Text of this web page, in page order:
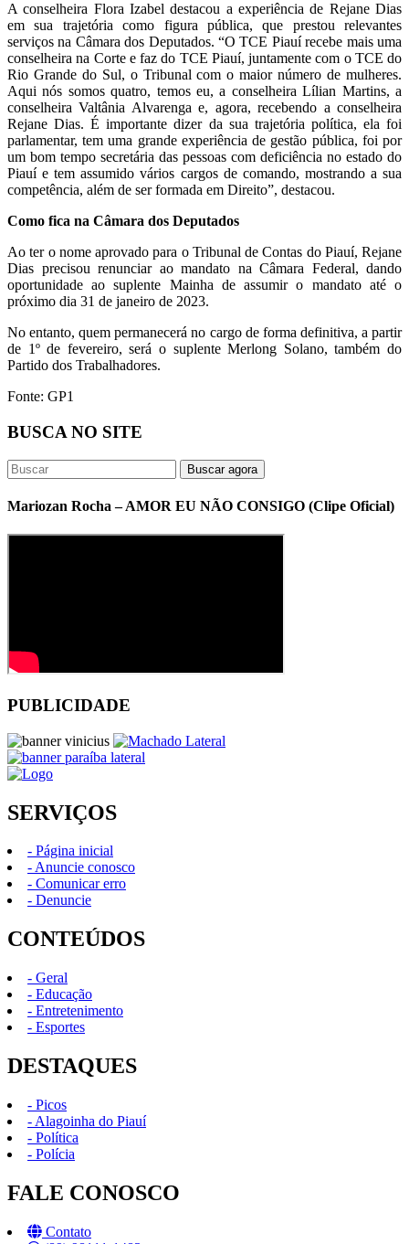
A conselheira Flora Izabel destacou a experiência de Rejane Dias
em sua trajetória como figura pública, que prestou relevantes
serviços na Câmara dos Deputados. “O TCE Piauí recebe mais uma
conselheira na Corte e faz do TCE Piauí, juntamente com o TCE do
Rio Grande do Sul, o Tribunal com o maior número de mulheres.
Aqui nós somos quatro, temos eu, a conselheira Lílian Martins, a
conselheira Valtânia Alvarenga e, agora, recebendo a conselheira
Rejane Dias. É importante dizer da sua trajetória política, ela foi
parlamentar, tem uma grande experiência de gestão pública, foi por
um bom tempo secretária das pessoas com deficiência no estado do
Piauí e tem assumido vários cargos de comando, mostrando a sua
competência, além de ser formada em Direito”, destacou.
Como fica na Câmara dos Deputados
Ao ter o nome aprovado para o Tribunal de Contas do Piauí, Rejane
Dias precisou renunciar ao mandato na Câmara Federal, dando
oportunidade ao suplente Mainha de assumir o mandato até o
próximo dia 31 de janeiro de 2023.
No entanto, quem permanecerá no cargo de forma definitiva, a partir
de 1º de fevereiro, será o suplente Merlong Solano, também do
Partido dos Trabalhadores.
Fonte: GP1
BUSCA NO SITE
Buscar agora
Mariozan Rocha – AMOR EU NÃO CONSIGO (Clipe Oficial)
PUBLICIDADE
SERVIÇOS
- Página inicial
- Anuncie conosco
- Comunicar erro
- Denuncie
CONTEÚDOS
- Geral
- Educação
- Entretenimento
- Esportes
DESTAQUES
- Picos
- Alagoinha do Piauí
- Política
- Polícia
FALE CONOSCO
Contato